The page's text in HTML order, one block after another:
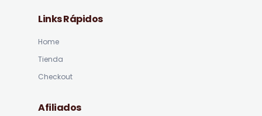
Links Rápidos
Home
Tienda
Checkout
Afiliados